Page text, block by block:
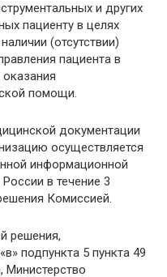
и других
пациенту в целях
(отсутствии)
пациента в
помощи.
документации
осуществляется
информационной
в течение 3
Комиссией.
решения,
подпункта 5 пункта 49
Министерство